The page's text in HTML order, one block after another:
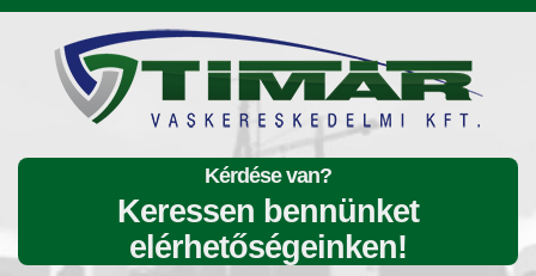
Kérdése van?
Keressen bennünket
elérhetőségeinken!